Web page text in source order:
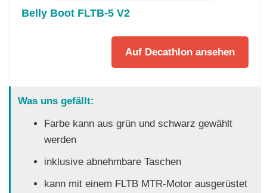
Belly Boot FLTB-5 V2
Auf Decathlon ansehen
Was uns gefällt:
Farbe kann aus grün und schwarz gewählt
werden
inklusive abnehmbare Taschen
kann mit einem FLTB MTR-Motor ausgerüstet